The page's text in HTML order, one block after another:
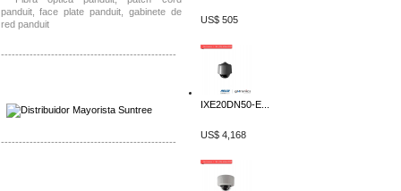
-------------------------------------------------
-------------------------------------------------
US$ 505
IXE20DN50-E...
US$ 4,168